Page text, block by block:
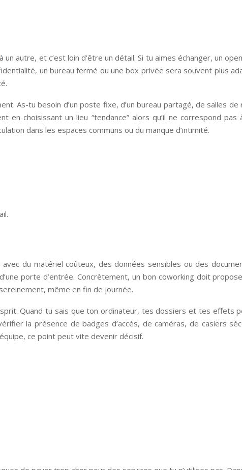
à un autre, et c’est loin d’être un détail. Si tu aimes échanger, un
un bureau fermé ou une box privée sera souvent plus
As-tu besoin d’un poste fixe, d’un bureau partagé, de salles
en choisissant un lieu “tendance” alors qu’il ne correspond
dans les espaces communs ou du manque d’intimité.
du matériel coûteux, des données sensibles ou des
porte d’entrée. Concrètement, un bon coworking doit
même en fin de journée.
Quand tu sais que ton ordinateur, tes dossiers et tes effets
la présence de badges d’accès, de caméras, de casiers
ce point peut vite devenir décisif.